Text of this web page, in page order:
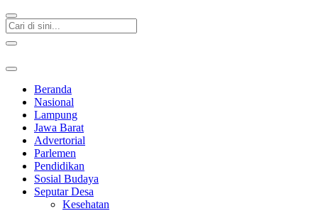
Beranda
Nasional
Lampung
Jawa Barat
Advertorial
Parlemen
Pendidikan
Sosial Budaya
Seputar Desa
Kesehatan